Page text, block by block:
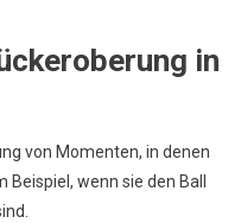
in
von Momenten, in denen
wenn sie den Ball